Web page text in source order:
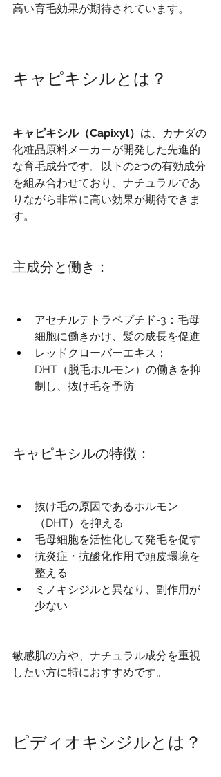
高い育毛効果が期待されています。
キャピキシルとは？
キャピキシル（Capixyl） は、カナダの
化粧品原料メーカーが開発した先進的
な育毛成分です。以下の2つの有効成分
を組み合わせており、ナチュラルであ
りながら非常に高い効果が期待できま
す。
主成分と働き：
アセチルテトラペプチド-3：毛母
細胞に働きかけ、髪の成長を促進
レッドクローバーエキス：
DHT（脱毛ホルモン）の働きを抑
制し、抜け毛を予防
キャピキシルの特徴：
抜け毛の原因であるホルモン
（DHT）を抑える
毛母細胞を活性化して発毛を促す
抗炎症・抗酸化作用で頭皮環境を
整える
ミノキシジルと異なり、副作用が
少ない
敏感肌の方や、ナチュラル成分を重視
したい方に特におすすめです。
ピディオキシジルとは？